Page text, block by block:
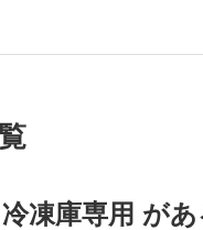
冷凍庫専用 が